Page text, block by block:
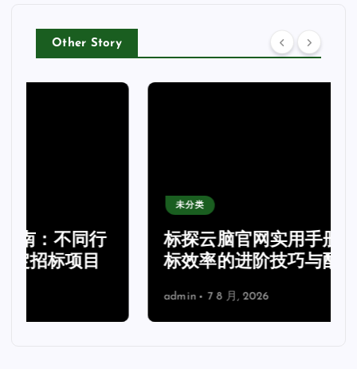
Other Story
标探云脑官网实用手册：提升找
标效率的进阶技巧与配置方案